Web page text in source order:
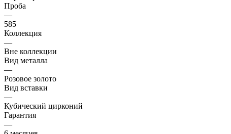
Проба
—
585
Коллекция
—
Вне коллекции
Вид металла
—
Розовое золото
Вид вставки
—
Кубический цирконий
Гарантия
—